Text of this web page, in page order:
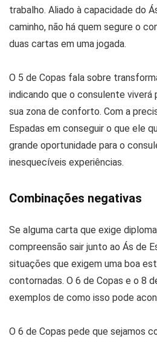
trabalho. Aliado à capacidade do
caminho, não há quem segure o
duas cartas em uma jogada.
O 5 de Copas fala sobre
indicando que o consulente
sua zona de conforto. Com a
Espadas em conseguir o que ele
grande oportunidade para o
inesquecíveis experiências.
Combinações negativas
Se alguma carta que exige
compreensão sair junto ao Ás de
situações que exigem uma boa
contornadas. O 6 de Copas e o 8
exemplos de como isso pode
O 6 de Copas pede que sejamos